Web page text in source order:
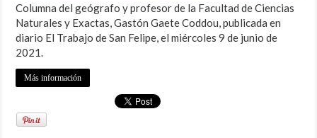
Columna del geógrafo y profesor de la Facultad de Ciencias
Naturales y Exactas, Gastón Gaete Coddou, publicada en
diario El Trabajo de San Felipe, el miércoles 9 de junio de
2021.
Más información